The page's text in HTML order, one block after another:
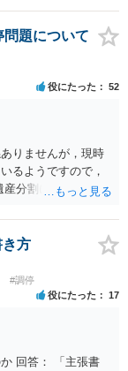
題について
役にたった 52
りませんが，現時
るようですので，
産分割により，母の
方
#調停
役にたった 17
回答： 「主張書